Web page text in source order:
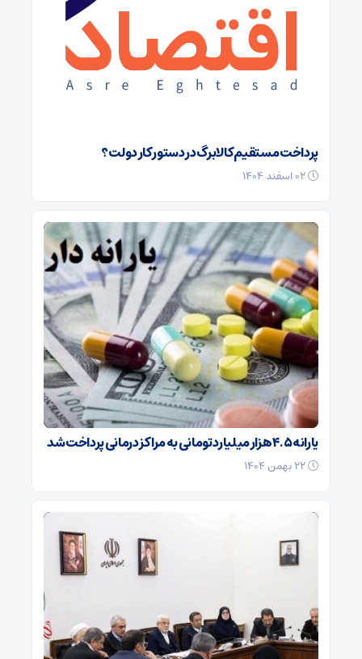
پرداخت مستقیم کالابرگ در دستور کار دولت؟
یارانه ۴.۵ هزار میلیارد تومانی به مراکز درمانی پرداخت شد